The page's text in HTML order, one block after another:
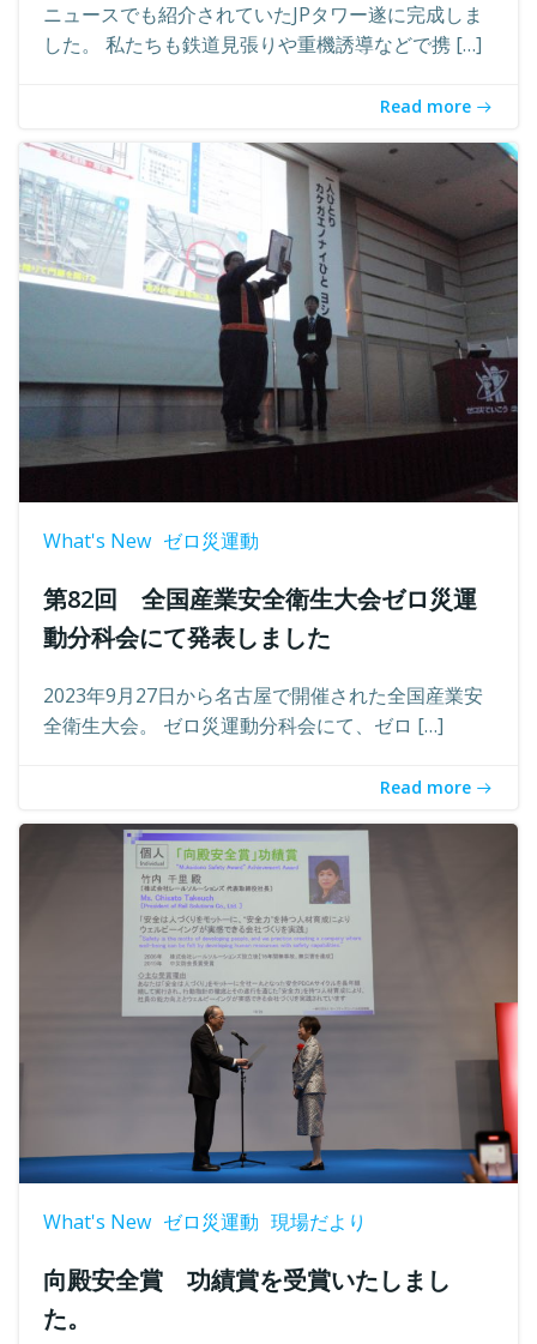
ニュースでも紹介されていたJPタワー遂に完成しま
した。 私たちも鉄道見張りや重機誘導などで携 […]
Read more
What's New ゼロ災運動
第82回 全国産業安全衛生大会ゼロ災運
動分科会にて発表しました
2023年9月27日から名古屋で開催された全国産業安
全衛生大会。 ゼロ災運動分科会にて、ゼロ […]
Read more
What's New ゼロ災運動 現場だより
向殿安全賞 功績賞を受賞いたしまし
た。